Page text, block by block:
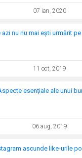
07 ian, 2020
azi nu nu mai ești urmărit
11 oct, 2019
esențiale ale unui
06 aug, 2019
ascunde like-urile